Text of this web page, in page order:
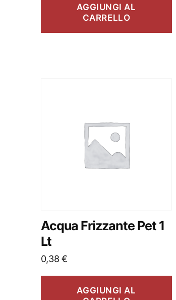
AGGIUNGI AL
CARRELLO
Acqua Frizzante Pet 1
Lt
0,38€
AGGIUNGI AL